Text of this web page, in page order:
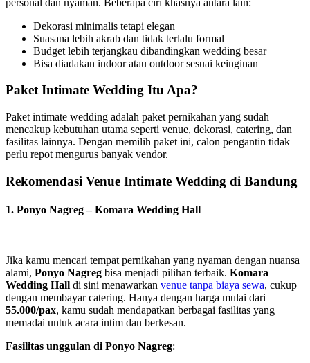
Dekorasi minimalis tetapi elegan
Suasana lebih akrab dan tidak terlalu formal
Budget lebih terjangkau dibandingkan wedding besar
Bisa diadakan indoor atau outdoor sesuai keinginan
Paket Intimate Wedding Itu Apa?
Paket intimate wedding adalah paket pernikahan yang sudah
mencakup kebutuhan utama seperti venue, dekorasi, catering, dan
fasilitas lainnya. Dengan memilih paket ini, calon pengantin tidak
perlu repot mengurus banyak vendor.
Rekomendasi Venue Intimate Wedding di Bandung
1. Ponyo Nagreg – Komara Wedding Hall
Jika kamu mencari tempat pernikahan yang nyaman dengan nuansa
alami, Ponyo Nagreg bisa menjadi pilihan terbaik. Komara
Wedding Hall di sini menawarkan venue tanpa biaya sewa, cukup
dengan membayar catering. Hanya dengan harga mulai dari
55.000/pax, kamu sudah mendapatkan berbagai fasilitas yang
memadai untuk acara intim dan berkesan.
Fasilitas unggulan di Ponyo Nagreg: